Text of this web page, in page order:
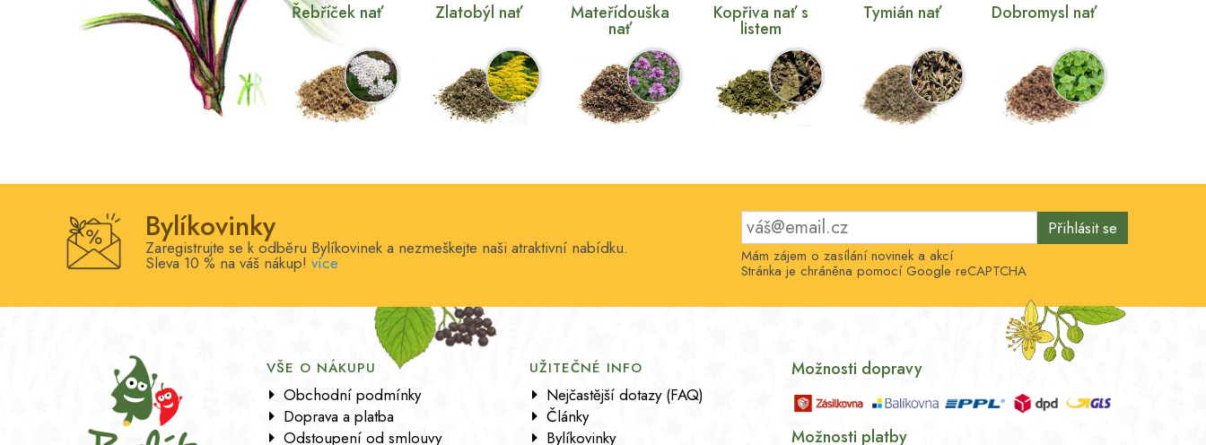
Řebříček nať Zlatobýl nať Mateřídouška
nať
Kopřiva nať s
listem
Tymián nať Dobromysl nať
Bylíkovinky
Zaregistrujte se k odběru Bylíkovinek a nezmeškejte naši atraktivní nabídku.
Sleva 10 % na váš nákup! více
Přihlásit se
Mám zájem o zasílání novinek a akcí
Stránka je chráněna pomocí Google reCAPTCHA
VŠE O NÁKUPU
Obchodní podmínky
Doprava a platba
Odstoupení od smlouvy
UŽITEČNÉ INFO
Nejčastější dotazy (FAQ)
Články
Bylíkovinky
Možnosti dopravy
Možnosti platby